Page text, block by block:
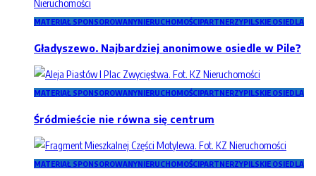
MATERIAŁ SPONSOROWANYNIERUCHOMOŚCIPARTNERZYPILSKIE OSIEDLA
Gładyszewo. Najbardziej anonimowe osiedle w Pile?
MATERIAŁ SPONSOROWANYNIERUCHOMOŚCIPARTNERZYPILSKIE OSIEDLA
Śródmieście nie równa się centrum
MATERIAŁ SPONSOROWANYNIERUCHOMOŚCIPARTNERZYPILSKIE OSIEDLA